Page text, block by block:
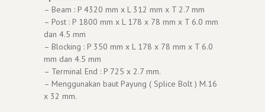
– Beam : P 4320 mm x L 312 mm x T 2.7 mm
– Post : P 1800 mm x L 178 x 78 mm x T 6.0 mm
dan 4.5 mm
– Blocking : P 350 mm x L 178 x 78 mm x T 6.0
mm dan 4.5 mm
– Terminal End : P 725 x 2.7 mm.
– Menggunakan baut Payung ( Splice Bolt ) M.16
x 32 mm.